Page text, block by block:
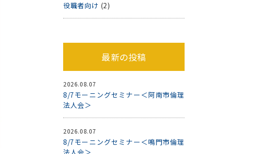
役職者向け (2)
最新の投稿
2026.08.07
8/7モーニングセミナー＜阿南市倫理
法人会＞
2026.08.07
8/7モーニングセミナー＜鳴門市倫理
法人会＞